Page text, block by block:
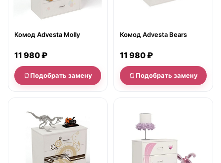
Комод Advesta Molly
11 980 ₽
Подобрать замену
Комод Advesta Bears
11 980 ₽
Подобрать замену